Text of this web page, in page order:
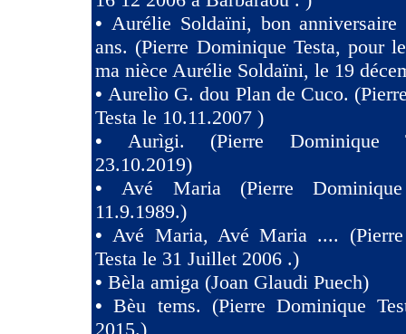
• Aurélie Soldaïni, bon
ans. (Pierre Dominique Testa, pour
ma nièce Aurélie Soldaïni, le 19
•Aurelìo G. dou Plan de Cuco.
Testa le 10.11.2007 )
•Aurìgi. (Pierre Dominique
23.10.2019)
•Avé Maria (Pierre
11.9.1989.)
•Avé Maria, Avé Maria ....
Testa le 31 Juillet 2006 .)
• Bèla amiga (Joan Glaudi Puech)
•Bèu tems. (Pierre Dominique
2015.)